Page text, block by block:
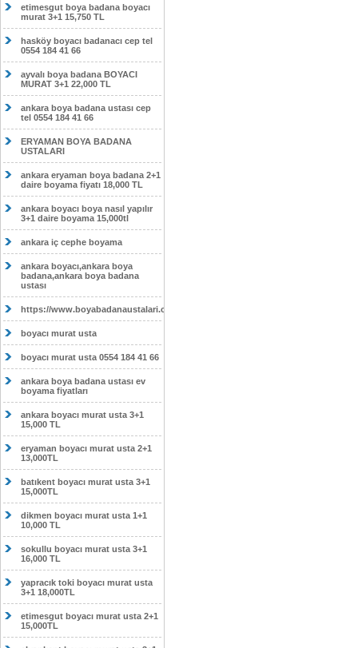
etimesgut boya badana boyacı
murat 3+1 15,750 TL
hasköy boyacı badanacı cep tel
0554 184 41 66
ayvalı boya badana BOYACI
MURAT 3+1 22,000 TL
ankara boya badana ustası cep
tel 0554 184 41 66
ERYAMAN BOYA BADANA
USTALARI
ankara eryaman boya badana 2+1
daire boyama fiyatı 18,000 TL
ankara boyacı boya nasıl yapılır
3+1 daire boyama 15,000tl
ankara iç cephe boyama
ankara boyacı,ankara boya
badana,ankara boya badana
ustası
https://www.boyabadanaustalari.com/
boyacı murat usta
boyacı murat usta 0554 184 41 66
ankara boya badana ustası ev
boyama fiyatları
ankara boyacı murat usta 3+1
15,000 TL
eryaman boyacı murat usta 2+1
13,000TL
batıkent boyacı murat usta 3+1
15,000TL
dikmen boyacı murat usta 1+1
10,000 TL
sokullu boyacı murat usta 3+1
16,000 TL
yapracık toki boyacı murat usta
3+1 18,000TL
etimesgut boyacı murat usta 2+1
15,000TL